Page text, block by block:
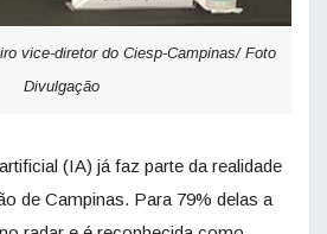
vice-diretor do Ciesp-Campinas/ Foto
Divulgação
(IA) já faz parte da realidade
de Campinas. Para 79% delas a